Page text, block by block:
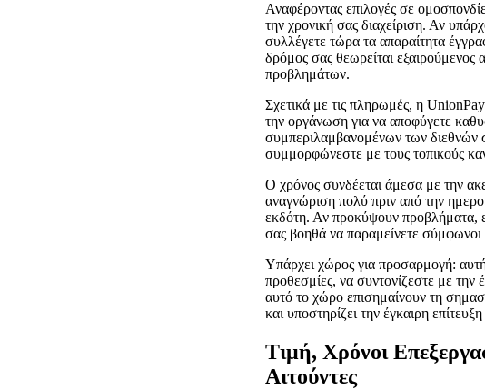
Αναφέροντας επιλογές σε
την χρονική σας διαχείριση. Αν
συλλέγετε τώρα τα απαραίτητα
δρόμος σας θεωρείται εξαιρούμενος
προβλημάτων.
Σχετικά με τις πληρωμές, η
την οργάνωση για να αποφύγετε
συμπεριλαμβανομένων των διεθνών
συμμορφώνεστε με τους τοπικούς
Ο χρόνος συνδέεται άμεσα με την
αναγνώριση πολύ πριν από την
εκδότη. Αν προκύψουν προβλήματα,
σας βοηθά να παραμείνετε σύμφωνοι
Υπάρχει χώρος για προσαρμογή:
προθεσμίες, να συντονίζεστε με
αυτό το χώρο επισημαίνουν τη
και υποστηρίζει την έγκαιρη
Τιμή, Χρόνοι
Αιτούντες